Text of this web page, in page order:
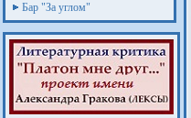
Бар "За углом"